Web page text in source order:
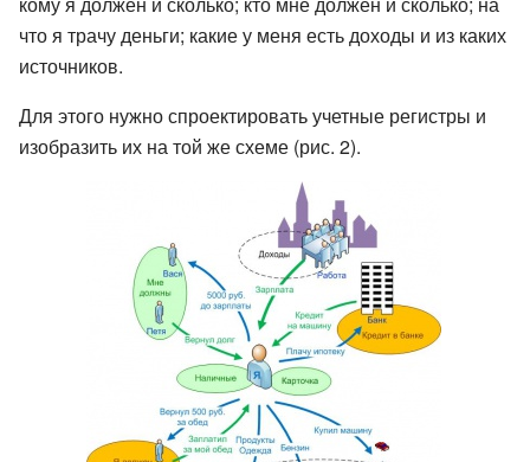
что я трачу деньги; какие у меня есть доходы и из каких
источников.
Для этого нужно спроектировать учетные регистры и
изобразить их на той же схеме (рис. 2).